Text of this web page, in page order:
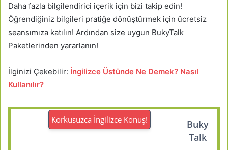
Daha fazla bilgilendirici içerik için bizi takip edin!
Öğrendiğiniz bilgileri pratiğe dönüştürmek için ücretsiz
seansımıza katılın! Ardından size uygun BukyTalk
Paketlerinden yararlanın!
İlginizi Çekebilir: İngilizce Üstünde Ne Demek? Nasıl
Kullanılır?
Korkusuzca İngilizce Konuş!
Buky
Talk